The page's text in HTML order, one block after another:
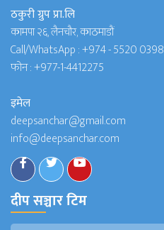
ठकुरी ग्रुप प्रा.लि
कामपा २६, लैनचौर, काठमाडौं
Call/WhatsApp :+974 - 5520 0398
फोन :+977-1-4412275
इमेल
deepsanchar@gmail.com
info@deepsanchar.com
दीप सञ्चार टिम